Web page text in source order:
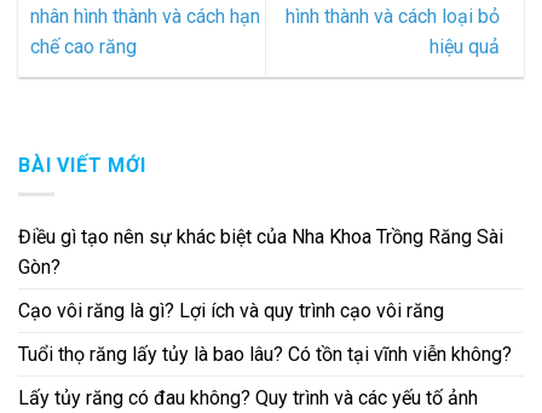
nhân hình thành và cách hạn
chế cao răng
hình thành và cách loại bỏ
hiệu quả
BÀI VIẾT MỚI
Điều gì tạo nên sự khác biệt của Nha Khoa Trồng Răng Sài
Gòn?
Cạo vôi răng là gì? Lợi ích và quy trình cạo vôi răng
Tuổi thọ răng lấy tủy là bao lâu? Có tồn tại vĩnh viễn không?
Lấy tủy răng có đau không? Quy trình và các yếu tố ảnh